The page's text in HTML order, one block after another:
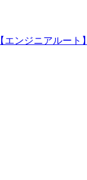
ンジニアルート】